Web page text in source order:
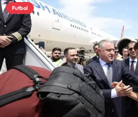
Futbol